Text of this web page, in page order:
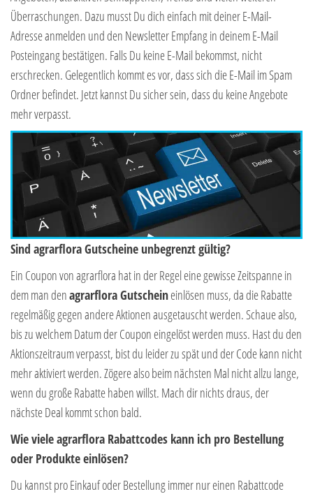
Überraschungen. Dazu musst Du dich einfach mit deiner E-Mail-
Adresse anmelden und den Newsletter Empfang in deinem E-Mail
Posteingang bestätigen. Falls Du keine E-Mail bekommst, nicht
erschrecken. Gelegentlich kommt es vor, dass sich die E-Mail im Spam
Ordner befindet. Jetzt kannst Du sicher sein, dass du keine Angebote
mehr verpasst.
Sind agrarflora Gutscheine unbegrenzt gültig?
Ein Coupon von agrarflora hat in der Regel eine gewisse Zeitspanne in
dem man denagrarflora Gutscheineinlösen muss, da die Rabatte
regelmäßig gegen andere Aktionen ausgetauscht werden. Schaue also,
bis zu welchem Datum der Coupon eingelöst werden muss. Hast du den
Aktionszeitraum verpasst, bist du leider zu spät und der Code kann nicht
mehr aktiviert werden. Zögere also beim nächsten Mal nicht allzu lange,
wenn du große Rabatte haben willst. Mach dir nichts draus, der
nächste Deal kommt schon bald.
Wie viele agrarflora Rabattcodes kann ich pro Bestellung
oder Produkte einlösen?
Du kannst pro Einkauf oder Bestellung immer nur einen Rabattcode